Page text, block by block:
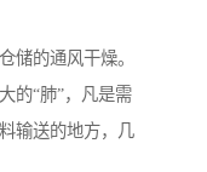
储的通风干燥。
的“肺”，凡是需
输送的地方，几